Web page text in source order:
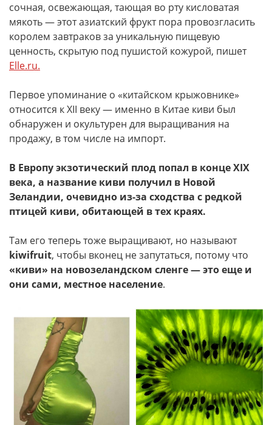
сочная, освежающая, тающая во рту кисловатая
мякоть — этот азиатский фрукт пора провозгласить
королем завтраков за уникальную пищевую
ценность, скрытую под пушистой кожурой, пишет
Elle.ru.
Первое упоминание о «китайском крыжовнике»
относится к XII веку — именно в Китае киви был
обнаружен и окультурен для выращивания на
продажу, в том числе на импорт.
В Европу экзотический плод попал в конце XIX
века, а название киви получил в Новой
Зеландии, очевидно из-за сходства с редкой
птицей киви, обитающей в тех краях.
Там его теперь тоже выращивают, но называют
kiwifruit, чтобы вконец не запутаться, потому что
«киви» на новозеландском сленге — это еще и
они сами, местное население.